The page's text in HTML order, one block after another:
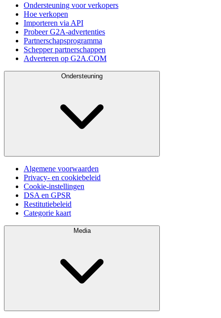
Ondersteuning voor verkopers
Hoe verkopen
Importeren via API
Probeer G2A-advertenties
Partnerschapsprogramma
Schepper partnerschappen
Adverteren op G2A.COM
Ondersteuning
Algemene voorwaarden
Privacy- en cookiebeleid
Cookie-instellingen
DSA en GPSR
Restitutiebeleid
Categorie kaart
Media